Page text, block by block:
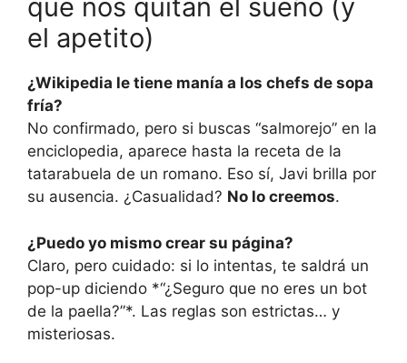
que nos quitan el sueño (y
el apetito)
¿Wikipedia le tiene manía a los chefs de sopa
fría?
No confirmado, pero si buscas “salmorejo” en la
enciclopedia, aparece hasta la receta de la
tatarabuela de un romano. Eso sí, Javi brilla por
su ausencia. ¿Casualidad? No lo creemos.
¿Puedo yo mismo crear su página?
Claro, pero cuidado: si lo intentas, te saldrá un
pop-up diciendo *“¿Seguro que no eres un bot
de la paella?”*. Las reglas son estrictas… y
misteriosas.